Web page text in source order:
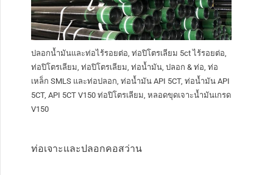
ปลอกน้ำมันและท่อไร้รอยต่อ, ท่อปิโตรเลียม 5ct ไร้รอยต่อ,
ท่อปิโตรเลียม, ท่อปิโตรเลียม, ท่อน้ำมัน, ปลอก & ท่อ, ท่อ
เหล็ก SMLS และท่อปลอก, ท่อน้ำมัน API 5CT, ท่อน้ำมัน API
5CT, API 5CT V150 ท่อปิโตรเลียม, หลอดขุดเจาะน้ำมันเกรด
V150
ท่อเจาะและปลอกคอสว่าน